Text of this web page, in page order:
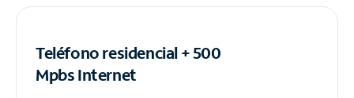
Teléfono residencial + 500
MpbsInternet